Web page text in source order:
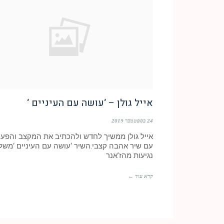
אייל גולן – ‘עושה עם העיניים ‘
24 בספטמבר 2019
אייל גולן ממשיך לחדש ולהכתיב את המקצב
עם שיר אהבה קצבי.השיר ‘עושה עם העיניים
נגיעות מהז’אנר
קרא עוד ←